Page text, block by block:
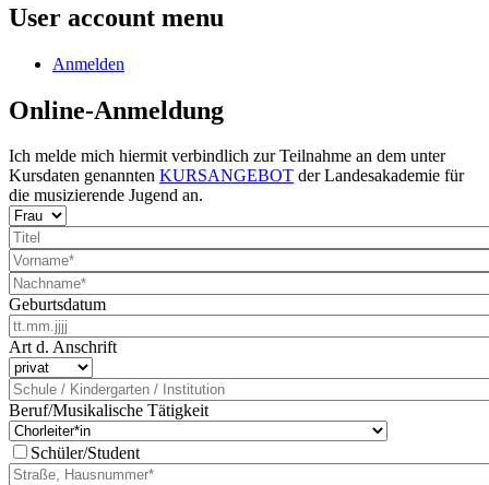
User account menu
Anmelden
Online-Anmeldung
Ich melde mich hiermit verbindlich zur Teilnahme an dem unter
Kursdaten genannten KURSANGEBOT der Landesakademie für
die musizierende Jugend an.
Geburtsdatum
Art d. Anschrift
Beruf/Musikalische Tätigkeit
Schüler/Student